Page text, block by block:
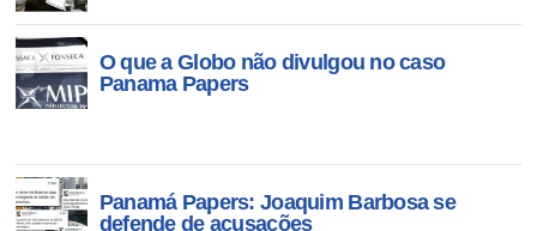
O que a Globo não divulgou no caso
Panama Papers
Panamá Papers: Joaquim Barbosa se
defende de acusações